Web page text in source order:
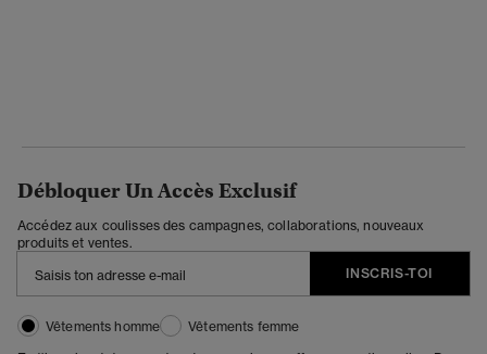
Débloquer Un Accès Exclusif
Accédez aux coulisses des campagnes, collaborations, nouveaux
produits et ventes.
INSCRIS-TOI
Vêtements homme
Vêtements femme